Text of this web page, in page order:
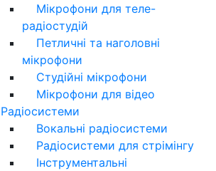
Мікрофони для теле-
радіостудій
Петличні та наголовні
мікрофони
Студійні мікрофони
Мікрофони для відео
Радіосистеми
Вокальні радіосистеми
Радіосистеми для стрімінгу
Інструментальні